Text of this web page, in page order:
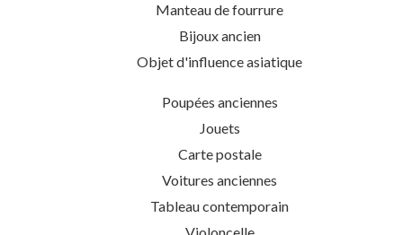
Manteau de fourrure
Bijoux ancien
Objet d'influence asiatique
Poupées anciennes
Jouets
Carte postale
Voitures anciennes
Tableau contemporain